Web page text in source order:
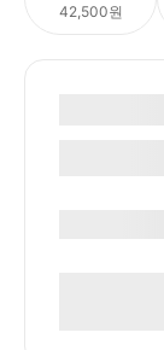
42,500원